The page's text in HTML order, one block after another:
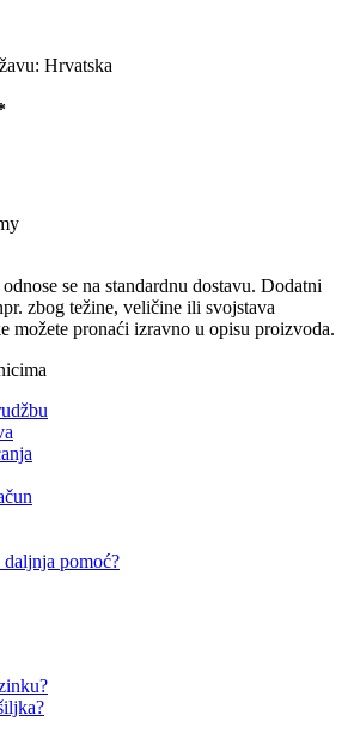
Hrvatska
se na standardnu ​​dostavu. Dodatni
zbog težine, veličine ili svojstava
možete pronaći izravno u opisu proizvoda.
daljnja pomoć?